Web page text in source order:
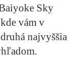
Sky
vám v
najvyššia